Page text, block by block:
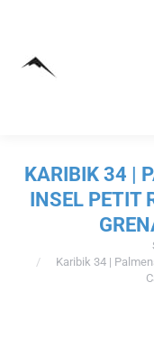
KARIBIK 34 |
INSEL PETIT
Karibik 34 |